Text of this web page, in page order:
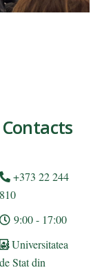
Contacts
+373 22 244
810
9:00 - 17:00
Universitatea
de Stat din